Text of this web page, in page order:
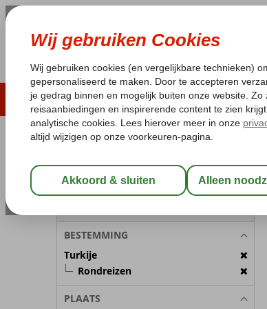
ZOMER 2026 LAST MINUTES
Laagsteprijsgarantie*
REISGEZELSCHAP
Kamer 1: 2 Personen
BESTEMMING
Turkije
Rondreizen
PLAATS